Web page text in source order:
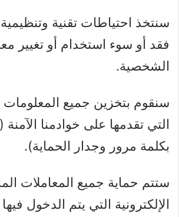
سنتخذ احتياطات تقنية
فقد أو سوء استخدام أو تغيير
الشخصية.
سنقوم بتخزين جميع
التي تقدمها على خوادمنا الآمنة
بكلمة مرور وجدار الحماية).
ستتم حماية جميع المعاملات
الإلكترونية التي يتم الدخول